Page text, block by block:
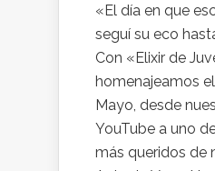
«El día en que
seguí su eco
Con «Elixir de
homenajeamos
Mayo, desde
YouTube a uno
más queridos de